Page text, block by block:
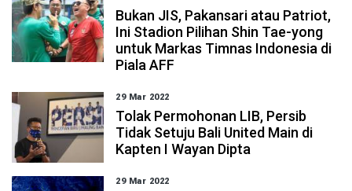
Bukan JIS, Pakansari atau Patriot,
Ini Stadion Pilihan Shin Tae-yong
untuk Markas Timnas Indonesia di
Piala AFF
29 Mar 2022
Tolak Permohonan LIB, Persib
Tidak Setuju Bali United Main di
Kapten I Wayan Dipta
29 Mar 2022